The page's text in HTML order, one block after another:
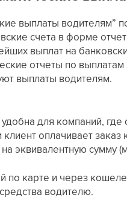
выплаты водителям”
счета в форме
выплат на
отчеты по
выплаты водителям.
для компаний,
клиент оплачивает
эквивалентную сумму
по карте и через
водителю.